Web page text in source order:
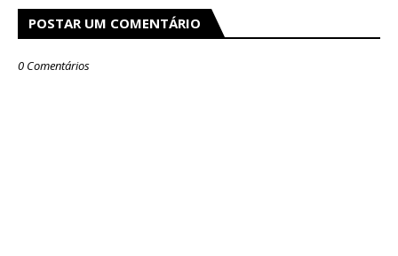
POSTAR UM COMENTÁRIO
0 Comentários